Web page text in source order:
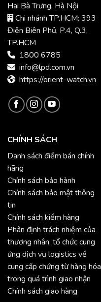
Hai Bà Trưng, Hà Nội
Chi nhánh TP.HCM: 393
Điện Biên Phủ, P.4, Q.3,
TP.HCM
1800 6785
info@lpd.com.vn
https://orient-watch.vn
CHÍNH SÁCH
Danh sách điểm bán chính
hãng
Chính sách bảo hành
Chính sách bảo mật thông
tin
Chính sách kiểm hàng
Phân định trách nhiệm của
thương nhân, tổ chức cung
ứng dịch vụ logistics về
cung cấp chứng từ hàng hóa
trong quá trình giao nhận
Chính sách giao hàng